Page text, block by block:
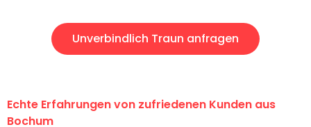
Unverbindlich Traun anfragen
Echte Erfahrungen von zufriedenen Kunden aus
Bochum